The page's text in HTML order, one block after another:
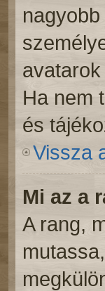
Ha nem
és
Vissza
Mi az a
A rang,